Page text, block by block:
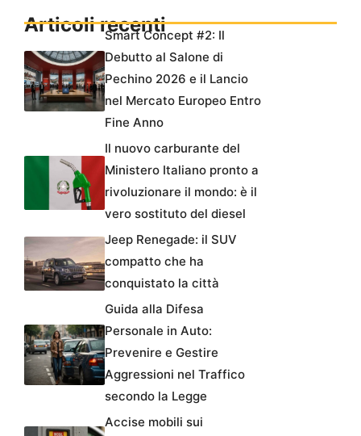
Articoli recentiSmart Concept #2: Il
Debutto al Salone di
Pechino 2026 e il Lancio
nel Mercato Europeo Entro
Fine Anno
Il nuovo carburante del
Ministero Italiano pronto a
rivoluzionare il mondo: è il
vero sostituto del diesel
Jeep Renegade: il SUV
compatto che ha
conquistato la città
Guida alla Difesa
Personale in Auto:
Prevenire e Gestire
Aggressioni nel Traffico
secondo la Legge
Accise mobili sui